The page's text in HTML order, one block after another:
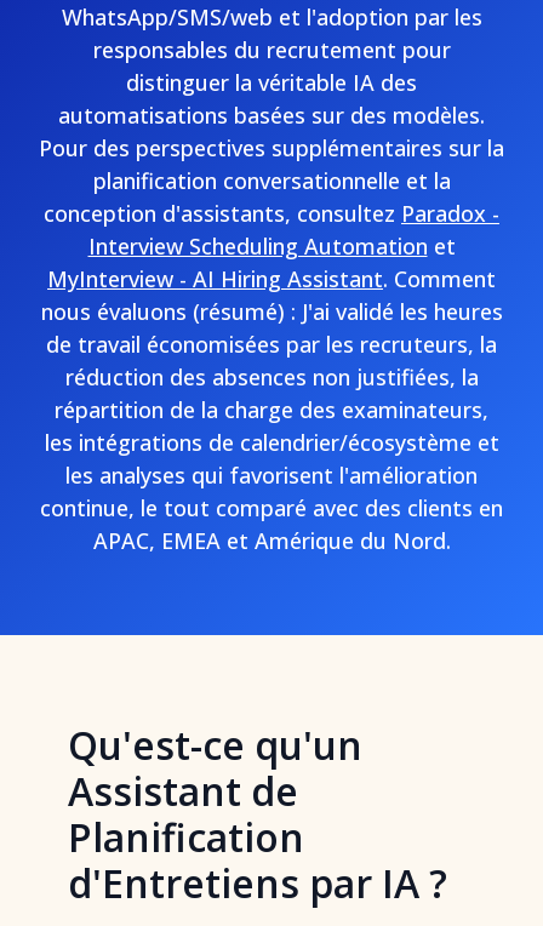
WhatsApp/SMS/web et l'adoption par les
responsables du recrutement pour
distinguer la véritable IA des
automatisations basées sur des modèles.
Pour des perspectives supplémentaires sur la
planification conversationnelle et la
conception d'assistants, consultez Paradox -
Interview Scheduling Automation et
MyInterview - AI Hiring Assistant. Comment
nous évaluons (résumé) : J'ai validé les heures
de travail économisées par les recruteurs, la
réduction des absences non justifiées, la
répartition de la charge des examinateurs,
les intégrations de calendrier/écosystème et
les analyses qui favorisent l'amélioration
continue, le tout comparé avec des clients en
APAC, EMEA et Amérique du Nord.
Qu'est-ce qu'un
Assistant de
Planification
d'Entretiens par IA ?